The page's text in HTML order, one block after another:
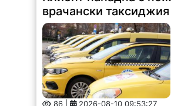
86 | 2026-08-10 09:53:27
Вчера сутринта в 04.50ч. в РУ-
Враца е получено съобщение от
таксиметров шофьор от гр.Враца,
който съобщил, че около 04.00ч.
докарал от с.Тишевица до
центъра на Лесура клиент, който
използвайки кухненски...